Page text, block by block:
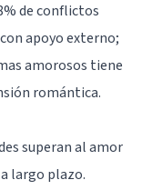
de conflictos
apoyo externo;
amorosos tiene
romántica.
superan al amor
largo plazo.